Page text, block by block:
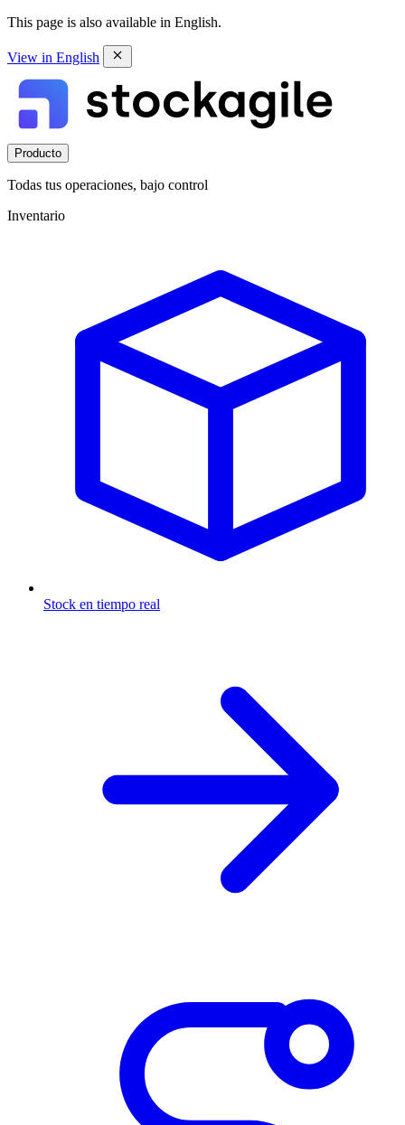
This page is also available in English.
View in English
Producto
Todas tus operaciones, bajo control
Inventario
Stock en tiempo real